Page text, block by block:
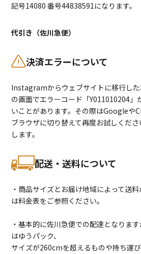
記号14080 番号44838591になります。
代引き（佐川急便）
決済エラーについて
Instagramからウェブサイトに移行し
の画面でエラーコード「Y011010204」
いことがあります。その際はGoogleや
ブラウザに切り替えて再度お試しくだ
します。
配送・送料について
・商品サイズとお届け地域によって送
は料金表をご参照ください。
・基本的に佐川急便での配達となりま
はゆうパック、
サイズが260cmを超えるものや持ち運